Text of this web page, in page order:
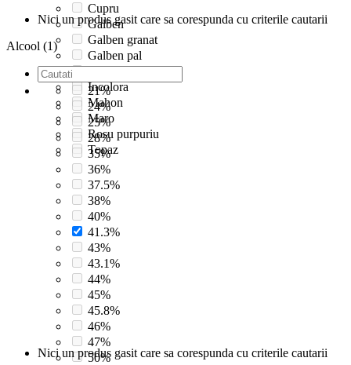
Cupru
Galben
Galben granat
Galben pal
Incolor
Incolora
Mahon
Maro
Rosu purpuriu
Topaz
Nici un produs gasit care sa corespunda cu criterile cautarii
Alcool (1)
21%
24%
25%
28%
35%
36%
37.5%
38%
40%
41.3%
43%
43.1%
44%
45%
45.8%
46%
47%
50%
Nici un produs gasit care sa corespunda cu criterile cautarii